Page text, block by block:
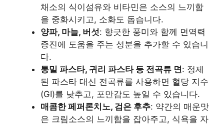
채소의 식이섬유와 비타민은 소스의 느끼함
을 중화시키고, 소화도 돕습니다.
양파, 마늘, 버섯: 향긋한 풍미와 함께 면역력
증진에 도움을 주는 성분을 추가할 수 있습니
다.
통밀 파스타, 귀리 파스타 등 전곡류 면: 정제
된 파스타 대신 전곡류를 사용하면 혈당 지수
(GI)를 낮추고, 포만감도 높일 수 있습니다.
매콤한 페퍼론치노, 검은 후추: 약간의 매운맛
은 크림소스의 느끼함을 잡아주고, 식욕을 자